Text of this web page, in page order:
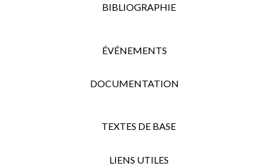
BIBLIOGRAPHIE
ÉVÉNEMENTS
DOCUMENTATION
TEXTES DE BASE
LIENS UTILES